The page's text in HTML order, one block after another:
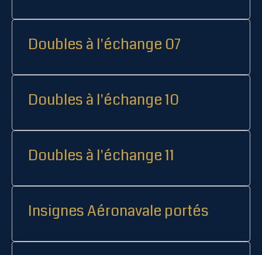
Doubles à l'échange 07
Doubles à l'échange 10
Doubles à l'échange 11
Insignes Aéronavale portés